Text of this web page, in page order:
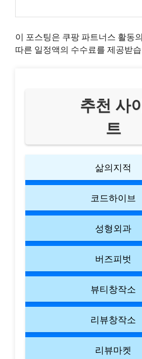
이 포스팅은 쿠팡 파트너스 활동
따른 일정액의 수수료를 제공받
추천 사
트
삶의지적
코드하이브
성형외과
버즈피벗
뷰티창작소
리뷰창작소
리뷰마켓